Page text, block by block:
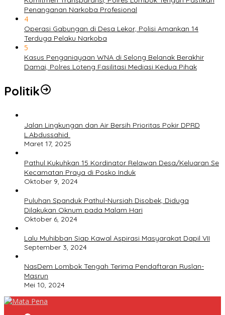
Penanganan Narkoba Profesional
4
Operasi Gabungan di Desa Lekor, Polisi Amankan 14
Terduga Pelaku Narkoba
5
Kasus Penganiayaan WNA di Selong Belanak Berakhir
Damai, Polres Loteng Fasilitasi Mediasi Kedua Pihak
Politik
Jalan Lingkungan dan Air Bersih Prioritas Pokir DPRD
L.Abdussahid
Maret 17, 2025
Pathul Kukuhkan 15 Kordinator Relawan Desa/Keluaran Se
Kecamatan Praya di Posko Induk
Oktober 9, 2024
Puluhan Spanduk Pathul-Nursiah Disobek, Diduga
Dilakukan Oknum pada Malam Hari
Oktober 6, 2024
Lalu Muhibban Siap Kawal Aspirasi Masyarakat Dapil VII
September 3, 2024
NasDem Lombok Tengah Terima Pendaftaran Ruslan-
Masrun
Mei 10, 2024